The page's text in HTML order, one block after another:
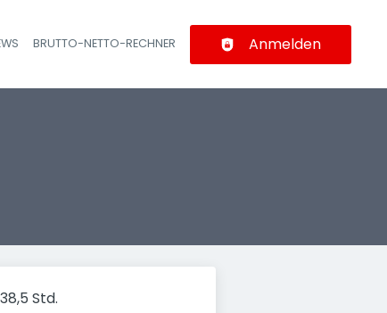
BRUTTO-NETTO-RECHNER Anmelden
Std.